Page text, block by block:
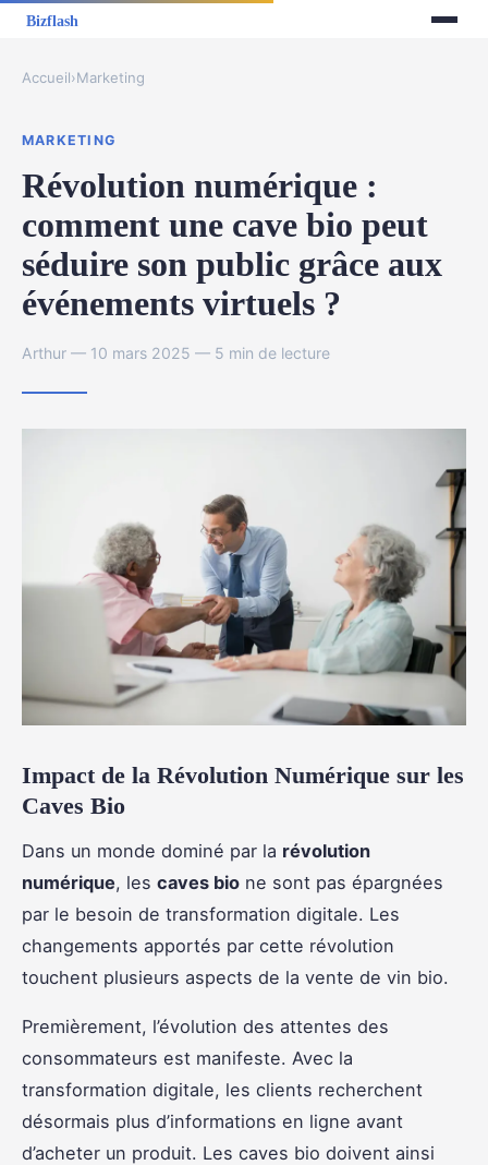
Accueil›Marketing
MARKETING
Révolution numérique :
comment une cave bio peut
séduire son public grâce aux
événements virtuels ?
Arthur — 10 mars 2025 — 5 min de lecture
Impact de la Révolution Numérique sur les
Caves Bio
Dans un monde dominé par la révolution
numérique, les caves bio ne sont pas épargnées
par le besoin de transformation digitale. Les
changements apportés par cette révolution
touchent plusieurs aspects de la vente de vin bio.
Premièrement, l’évolution des attentes des
consommateurs est manifeste. Avec la
transformation digitale, les clients recherchent
désormais plus d’informations en ligne avant
d’acheter un produit. Les caves bio doivent ainsi